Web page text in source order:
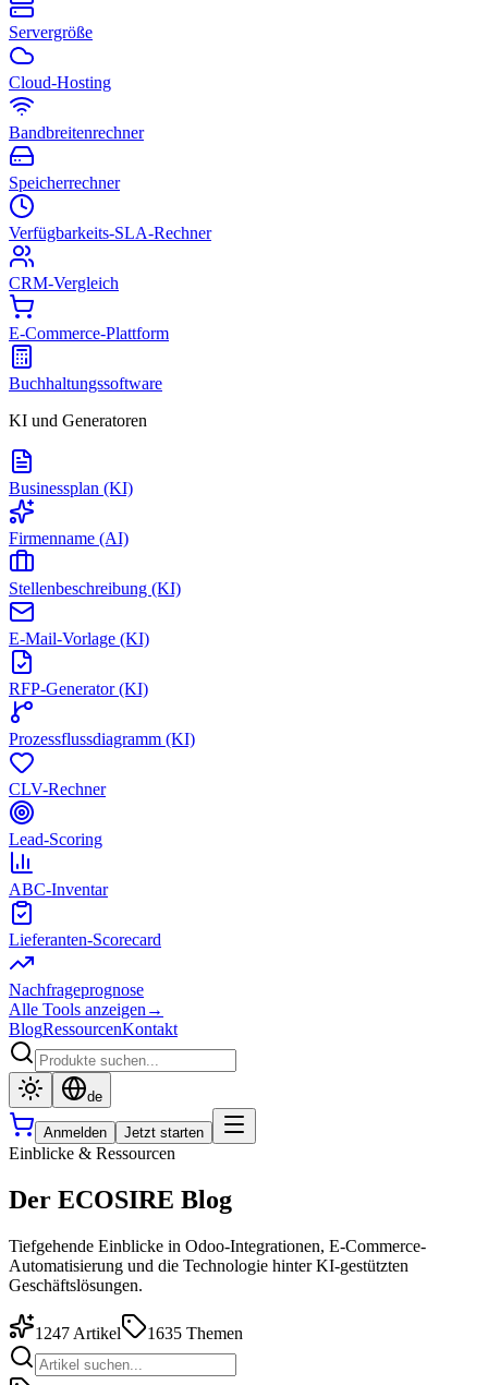
Servergröße
Cloud-Hosting
Bandbreitenrechner
Speicherrechner
Verfügbarkeits-SLA-Rechner
CRM-Vergleich
E-Commerce-Plattform
Buchhaltungssoftware
KI und Generatoren
Businessplan (KI)
Firmenname (AI)
Stellenbeschreibung (KI)
E-Mail-Vorlage (KI)
RFP-Generator (KI)
Prozessflussdiagramm (KI)
CLV-Rechner
Lead-Scoring
ABC-Inventar
Lieferanten-Scorecard
Nachfrageprognose
Alle Tools anzeigen →
BlogRessourcenKontakt
de
Anmelden Jetzt starten
Einblicke & Ressourcen
Der ECOSIRE Blog
Tiefgehende Einblicke in Odoo-Integrationen, E-Commerce-
Automatisierung und die Technologie hinter KI-gestützten
Geschäftslösungen.
1247 Artikel 1635 Themen